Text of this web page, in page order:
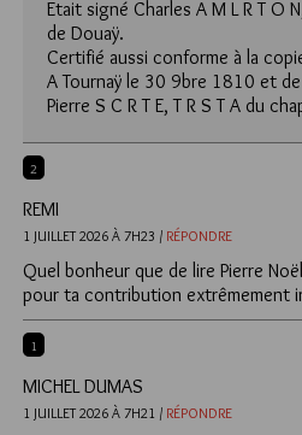
Etait signé Charles A M L R T O
de Douaÿ.
Certifié aussi conforme à la
A Tournaÿ le 30 9bre 1810 et
Pierre S C R T E, T R S T A du
2
REMI
1 JUILLET 2026 À 7H23 / RÉPONDRE
Quel bonheur que de lire Pierre
pour ta contribution extrêmement
1
MICHEL DUMAS
1 JUILLET 2026 À 7H21 / RÉPONDRE